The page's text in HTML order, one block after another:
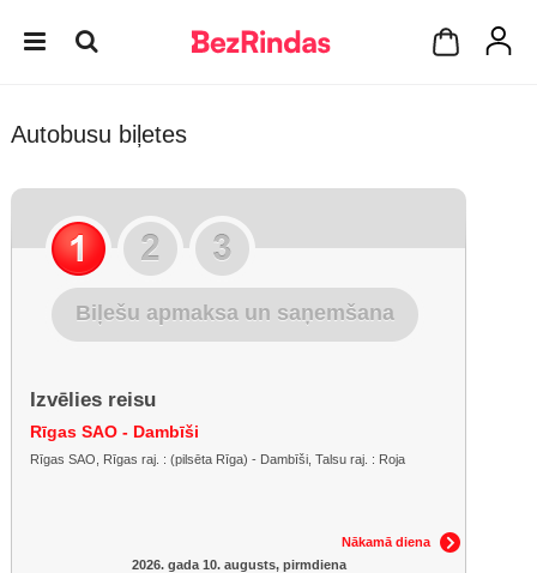
Autobusu biļetes
Biļešu apmaksa un saņemšana
Izvēlies reisu
Rīgas SAO - Dambīši
Rīgas SAO, Rīgas raj. : (pilsēta Rīga) - Dambīši, Talsu raj. : Roja
Nākamā diena
2026. gada 10. augusts, pirmdiena